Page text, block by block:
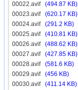
00022.avif (494.87 KB)
00023.avif (620.17 KB)
00024.avif (291.2 KB)
00025.avif (410.81 KB)
00026.avif (488.62 KB)
00027.avif (427.85 KB)
00028.avif (581.6 KB)
00029.avif (456 KB)
00030.avif (411.14 KB)